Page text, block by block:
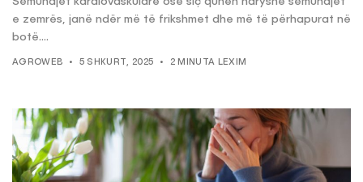
e zemrës, janë ndër më të frikshmet dhe më të përhapurat në
botë....
AGROWEB 5 SHKURT, 2025 2 MINUTA LEXIM